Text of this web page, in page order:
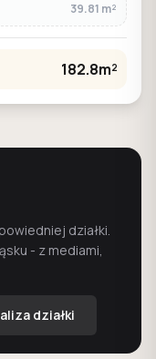
39.81 m²
182.8m²
działki.
- z mediami,
działki